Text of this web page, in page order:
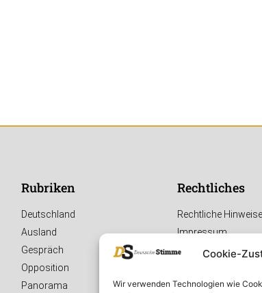
Cookie-
Wir verwenden Technologien wie
Rubriken
Deutschland
Ausland
Gespräch
Opposition
Panorama
Rechtliches
Rechtliche Hinweise
Impressum